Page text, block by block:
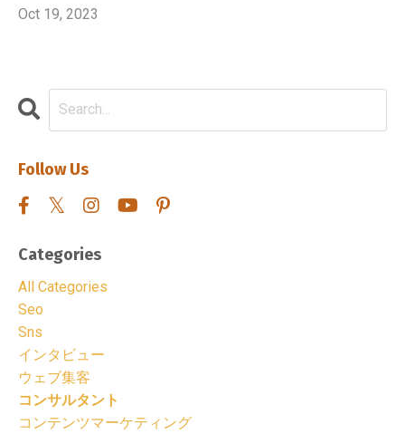
Oct 19, 2023
Follow Us
Categories
All Categories
Seo
Sns
インタビュー
ウェブ集客
コンサルタント
コンテンツマーケティング